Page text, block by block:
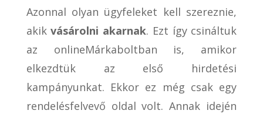
Azonnal olyan ügyfeleket kell szereznie,
akikvásárolni akarnak. Ezt így csináltuk
az onlineMárkaboltban is, amikor
elkezdtük az első hirdetési
kampányunkat. Ekkor ez még csak egy
rendelésfelvevő oldal volt. Annak idején